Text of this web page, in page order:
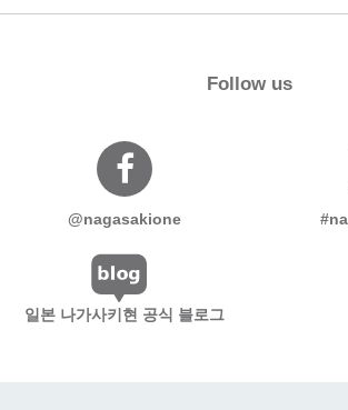
Follow us
@nagasakione
일본 나가사키현 공식 블로그